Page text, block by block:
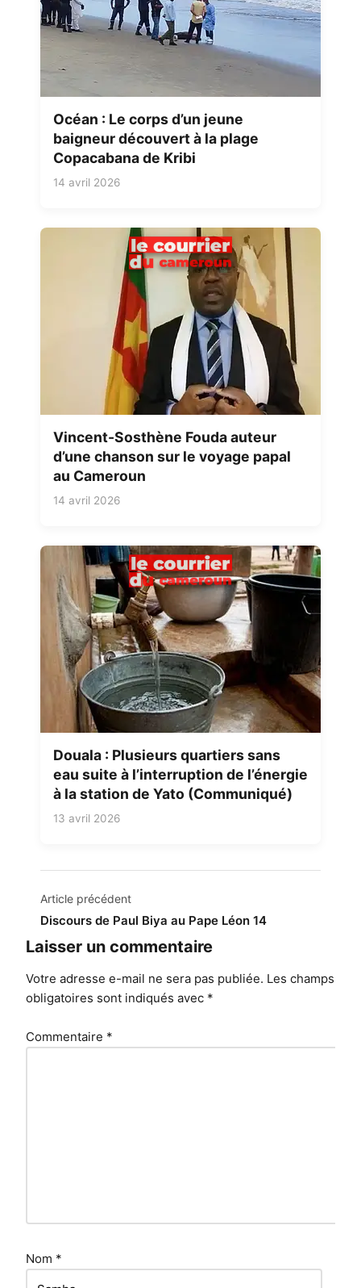
Océan : Le corps d’un jeune
baigneur découvert à la plage
Copacabana de Kribi
14 avril 2026
Vincent-Sosthène Fouda auteur
d’une chanson sur le voyage papal
au Cameroun
14 avril 2026
Douala : Plusieurs quartiers sans
eau suite à l’interruption de l’énergie
à la station de Yato (Communiqué)
13 avril 2026
Navigation
de
l’article
Article précédent
Discours de Paul Biya au Pape Léon 14
Laisser un commentaire
Votre adresse e-mail ne sera pas publiée. Les champs
obligatoires sont indiqués avec *
Commentaire *
Nom *